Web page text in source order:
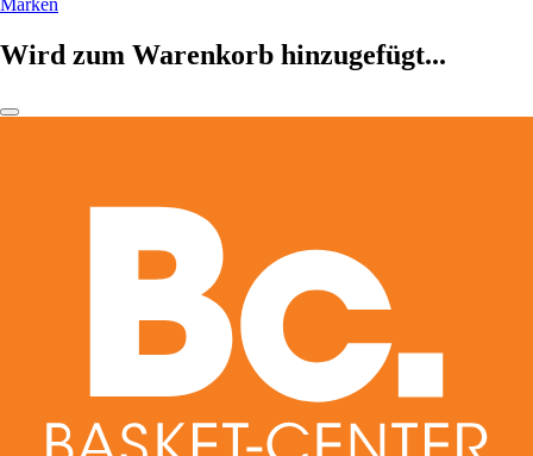
Marken
Wird zum Warenkorb hinzugefügt...